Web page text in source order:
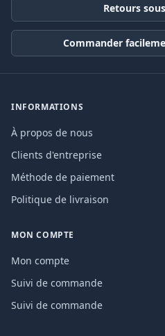
Retours
Commander
INFORMATIONS
À propos de nous
Clients d'entreprise
Méthode de paiement
Politique de livraison
MON COMPTE
Mon compte
Suivi de commande
Suivi de commande